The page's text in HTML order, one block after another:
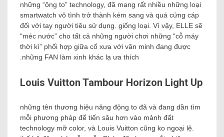
những “ông to” technology, đã mang rất nhiều những loại
smartwatch vô tình trở thành kém sang và quá cứng cáp
đối với tay người tiêu sử dụng. giống loại. Vì vậy, ELLE sẽ
“méc nước” cho tất cả những người chơi những “cỗ máy
thời kì” phối hợp giữa cổ xưa với văn minh đang được
những FAN làm xinh khác lạ ưa thích.
Louis Vuitton Tambour Horizon Light Up
những tên thương hiệu năng động to đã và đang dần tìm
mỗi phương pháp để tiến sâu hơn vào mảnh đất
technology mỡ color, và Louis Vuitton cũng ko ngoại lệ.